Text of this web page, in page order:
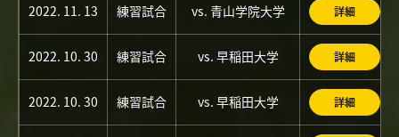
2022. 11. 13 練習試合 vs. 青山学院大学 詳細
2022. 10. 30 練習試合 vs. 早稲田大学 詳細
2022. 10. 30 練習試合 vs. 早稲田大学 詳細